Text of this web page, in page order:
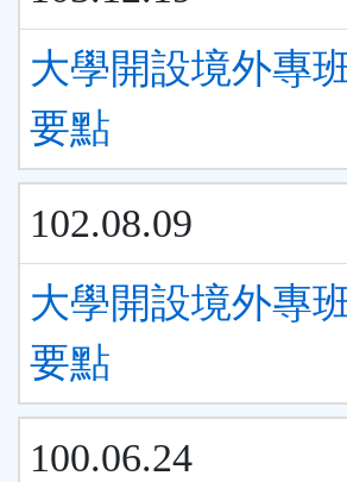
大學開設境外專
要點
102.08.09
大學開設境外專
要點
100.06.24